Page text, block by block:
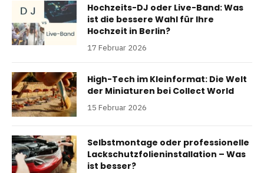
Hochzeits-DJ oder Live-Band: Was
ist die bessere Wahl für Ihre
Hochzeit in Berlin?
17 Februar 2026
High-Tech im Kleinformat: Die Welt
der Miniaturen bei Collect World
15 Februar 2026
Selbstmontage oder professionelle
Lackschutzfolieninstallation – Was
ist besser?